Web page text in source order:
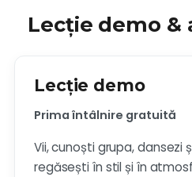
Lecție demo &
Lecție demo
Prima întâlnire gratuită
Vii, cunoști grupa, dansezi
regăsești în stil și în